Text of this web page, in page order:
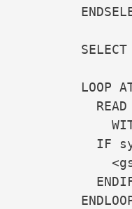
SELECT *
LOOP AT
READ
WITH KEY
IF sy-